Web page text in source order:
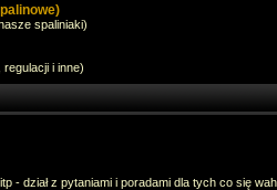
spaliniaki)
i inne)
- dział z pytaniami i poradami dla tych co się